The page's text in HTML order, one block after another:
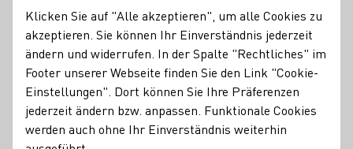
Kerzen, Lichterketten und Sterne in den Fenstern für
warme Vorweihnachtsstimmung sorgen, laden wir zu
Glühwein und Bratwurst in unseren weihnachtlich
dekorierten Hof ein. Ab 17 Uhr öffnen wir den Hof, in dem
gemütlich-wärmendes Feuer prasselt und Glühwein,
Bratwurst und Weihnachtsmusik zum gemeinsamen
Genießen.
Klicken Sie auf "Alle akzeptieren", um alle Cookies zu
akzeptieren. Sie können Ihr Einverständnis jederzeit
ändern und widerrufen. In der Spalte "Rechtliches" im
Footer unserer Webseite finden Sie den Link "Cookie-
Einstellungen". Dort können Sie Ihre Präferenzen
jederzeit ändern bzw. anpassen. Funktionale Cookies
werden auch ohne Ihr Einverständnis weiterhin